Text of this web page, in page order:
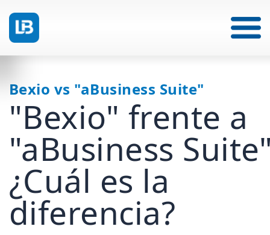
Bexio vs "aBusiness Suite"
"Bexio" frente a
"aBusiness
¿Cuál es la
diferencia?